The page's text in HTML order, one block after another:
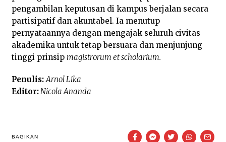
pengambilan keputusan di kampus berjalan secara
partisipatif dan akuntabel. Ia menutup
pernyataannya dengan mengajak seluruh civitas
akademika untuk tetap bersuara dan menjunjung
tinggi prinsip magistrorum et scholarium.
Penulis: Arnol Lika
Editor: Nicola Ananda
BAGIKAN